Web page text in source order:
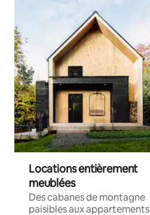
Locations entièrement
meublées
Des cabanes de montagne
paisibles aux appartements